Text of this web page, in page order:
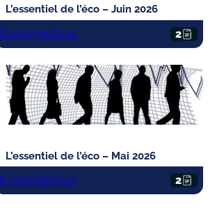
L’essentiel de l’éco – Juin 2026
EconomieTous 2
L’essentiel de l’éco – Mai 2026
EconomieTous 2